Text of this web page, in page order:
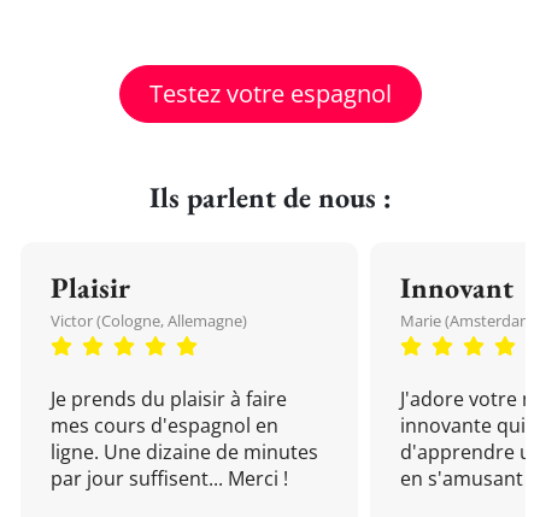
Testez votre espagnol
Ils parlent de nous :
Plaisir
Victor (Cologne, Allemagne)
Je prends du plaisir à faire
mes cours d'espagnol en
ligne. Une dizaine de minutes
par jour suffisent... Merci !
Innovant
Marie (Amsterdam,
J'adore votre
innovante qui
d'apprendre
en s'amusant !